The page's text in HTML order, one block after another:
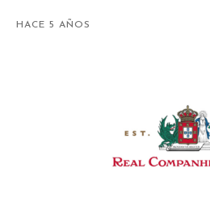
HACE 5 AÑOS